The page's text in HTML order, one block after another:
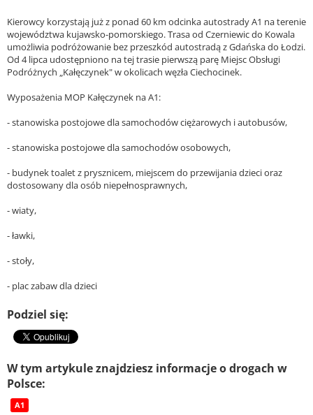
Kierowcy korzystają już z ponad 60 km odcinka autostrady A1 na terenie
województwa kujawsko-pomorskiego. Trasa od Czerniewic do Kowala
umożliwia podróżowanie bez przeszkód autostradą z Gdańska do Łodzi.
Od 4 lipca udostępniono na tej trasie pierwszą parę Miejsc Obsługi
Podróżnych „Kałęczynek" w okolicach węzła Ciechocinek.
Wyposażenia MOP Kałęczynek na A1:
- stanowiska postojowe dla samochodów ciężarowych i autobusów,
- stanowiska postojowe dla samochodów osobowych,
- budynek toalet z prysznicem, miejscem do przewijania dzieci oraz
dostosowany dla osób niepełnosprawnych,
- wiaty,
- ławki,
- stoły,
- plac zabaw dla dzieci
Podziel się:
W tym artykule znajdziesz informacje o drogach w
Polsce:
A1